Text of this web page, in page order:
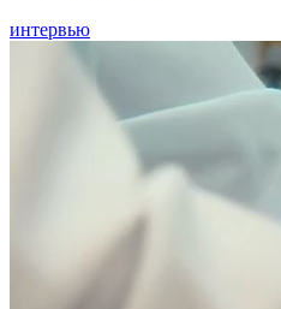
интервью